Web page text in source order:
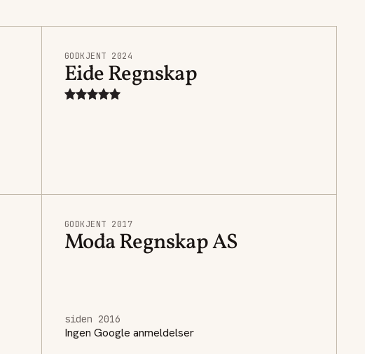
GODKJENT 2024
Eide Regnskap
GODKJENT 2017
Moda Regnskap AS
siden 2016
Ingen Google anmeldelser